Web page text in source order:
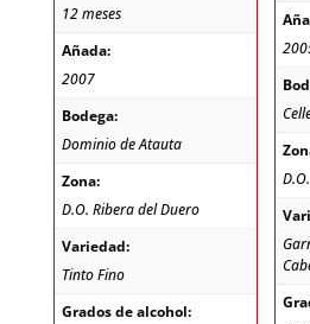
12 meses
Añada:
2007
Bodega:
Dominio de Atauta
Zona:
D.O. Ribera del Duero
Variedad:
Tinto Fino
Grados de alcohol: